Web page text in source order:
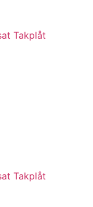
Takplåt
Takplåt